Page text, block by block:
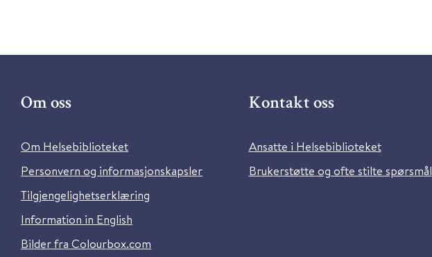
Om oss
Om Helsebiblioteket
Personvern og informasjonskapsler
Tilgjengelighetserklæring
Information in English
Bilder fra Colourbox.com
Kontakt oss
Ansatte i Helsebiblioteket
Brukerstøtte og ofte stilte spørsmål